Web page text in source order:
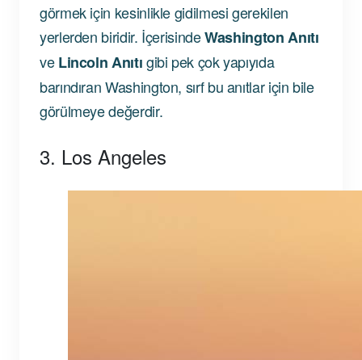
görmek için kesinlikle gidilmesi gerekilen
yerlerden biridir. İçerisindeWashington Anıtı
veLincoln Anıtıgibi pek çok yapıyıda
barındıran Washington, sırf bu anıtlar için bile
görülmeye değerdir.
3. Los Angeles